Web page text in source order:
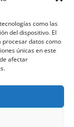
como las
del dispositivo. El
datos como
únicas en este
afectar
pedir
Sánchez.
en